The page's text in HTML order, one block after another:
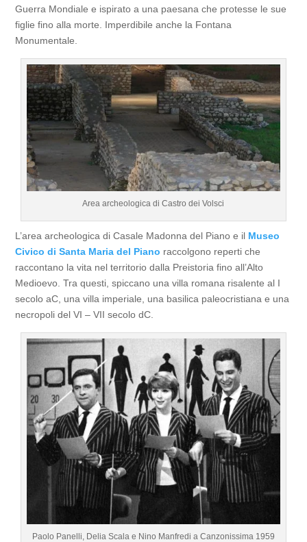
Guerra Mondiale e ispirato a una paesana che protesse le sue
figlie fino alla morte. Imperdibile anche la Fontana
Monumentale.
Area archeologica di Castro dei Volsci
L’area archeologica di Casale Madonna del Piano e il Museo
Civico di Santa Maria del Piano raccolgono reperti che
raccontano la vita nel territorio dalla Preistoria fino all’Alto
Medioevo. Tra questi, spiccano una villa romana risalente al I
secolo aC, una villa imperiale, una basilica paleocristiana e una
necropoli del VI – VII secolo dC.
Paolo Panelli, Delia Scala e Nino Manfredi a Canzonissima 1959